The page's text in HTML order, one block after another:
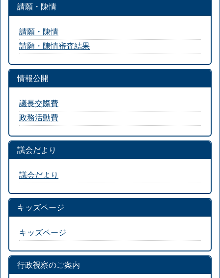
請願・陳情
請願・陳情
請願・陳情審査結果
情報公開
議長交際費
政務活動費
議会だより
議会だより
キッズページ
キッズページ
行政視察のご案内